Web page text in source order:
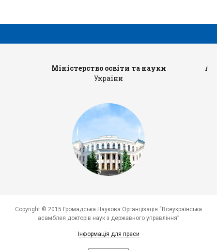
Міністерство освіти та науки
України
Copyright © 2015 Громадська Наукова Органцізація “Всеукраїнська
асамблея докторів наук з державного управління”
Інформація для преси